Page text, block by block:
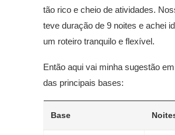
tão rico e cheio de atividades.
teve duração de 9 noites e achei
um roteiro tranquilo e flexível.
Então aqui vai minha sugestão
das principais bases:
Base